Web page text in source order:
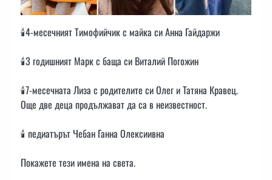
🕯️4-месечният Тимофийчик с майка си Анна Гайдаржи
🕯️3 годишният Марк с баща си Виталий Погожин
🕯️7-месечната Лиза с родителите си Олег и Татяна Кравец.
Още две деца продължават да са в неизвестност.
🕯️ педиатърът Чебан Ганна Олексиивна
Покажете тези имена на света.